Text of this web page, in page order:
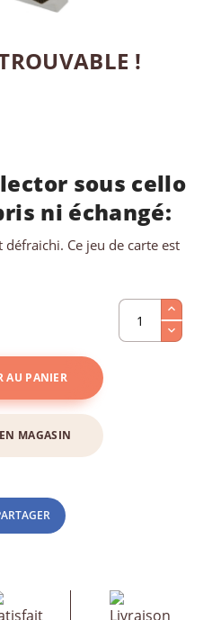
!
sous cello
ni échangé:
Ce jeu de carte est
AU PANIER
MAGASIN